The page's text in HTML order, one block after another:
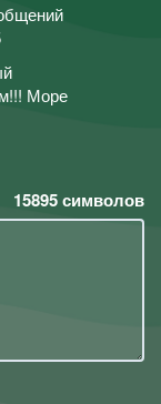
Море
15895символов